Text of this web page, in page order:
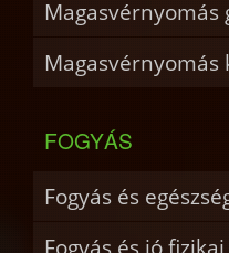
Magasvérnyomás
Magasvérnyomás
FOGYÁS
Fogyás és
Fogyás és jó